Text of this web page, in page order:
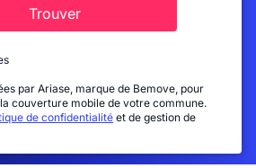
Trouver
par Ariase, marque de Bemove, pour
couverture mobile de votre commune.
de confidentialité et de gestion de